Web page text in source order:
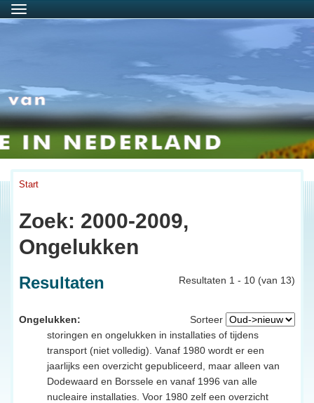
Menu
Start
Zoek: 2000-2009,
Ongelukken
Resultaten 1 - 10 (van 13)
Resultaten
Sorteer
Ongelukken:
storingen en ongelukken in installaties of tijdens
transport (niet volledig). Vanaf 1980 wordt er een
jaarlijks een overzicht gepubliceerd, maar alleen van
Dodewaard en Borssele en vanaf 1996 van alle
nucleaire installaties. Voor 1980 zelf een overzicht